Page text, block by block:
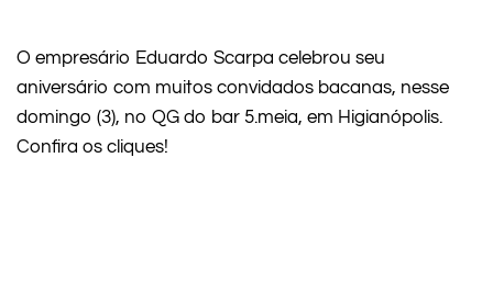
O empresário Eduardo Scarpa celebrou seu
aniversário com muitos convidados bacanas, nesse
domingo (3), no QG do bar 5.meia, em Higianópolis.
Confira os cliques!